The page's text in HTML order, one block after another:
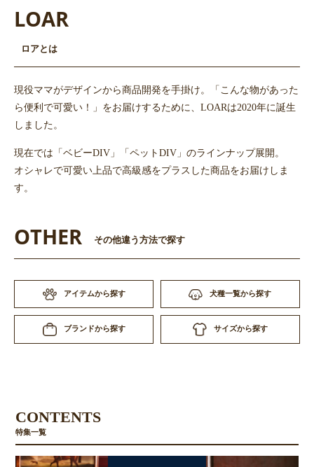
LOAR
ロアとは
現役ママがデザインから商品開発を手掛け。「こんな物があった
ら便利で可愛い！」をお届けするために、LOARは2020年に誕生
しました。
現在では「ベビーDIV」「ペットDIV」のラインナップ展開。
オシャレで可愛い上品で高級感をプラスした商品をお届けしま
す。
OTHER その他違う方法で探す
アイテムから探す 犬種一覧から探す
ブランドから探す サイズから探す
CONTENTS
特集一覧